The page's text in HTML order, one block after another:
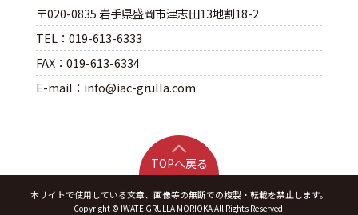
〒020-0835 岩手県盛岡市津志田13地割18-2
TEL：019-613-6333
FAX：019-613-6334
E-mail：info@iac-grulla.com
TOPへ戻る
本サイトで使用している文章、画像等の無断での複製・転載を禁止します。
Copyright © IWATE GRULLA MORIOKA All Rights Reserved.